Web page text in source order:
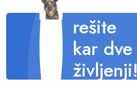
in s tem
rešite
kar dve
življenji!